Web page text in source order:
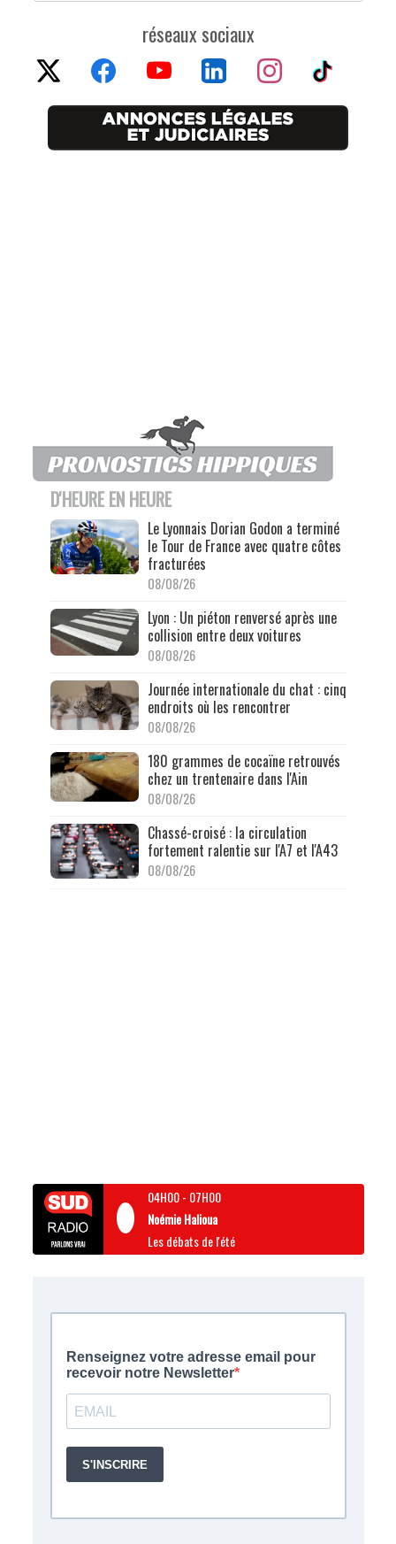
réseaux sociaux
D'HEURE EN HEURE
Le Lyonnais Dorian Godon a terminé
le Tour de France avec quatre côtes
fracturées
08/08/26
Lyon : Un piéton renversé après une
collision entre deux voitures
08/08/26
Journée internationale du chat : cinq
endroits où les rencontrer
08/08/26
180 grammes de cocaïne retrouvés
chez un trentenaire dans l'Ain
08/08/26
Chassé-croisé : la circulation
fortement ralentie sur l'A7 et l'A43
08/08/26
04H00- 07H00
Noémie Halioua
Les débats de l'été